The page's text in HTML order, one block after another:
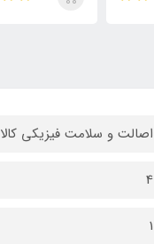
اصالت و سلامت فیزیکی کالا
4
1